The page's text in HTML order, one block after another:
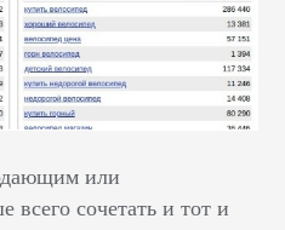
или
сочетать и тот и